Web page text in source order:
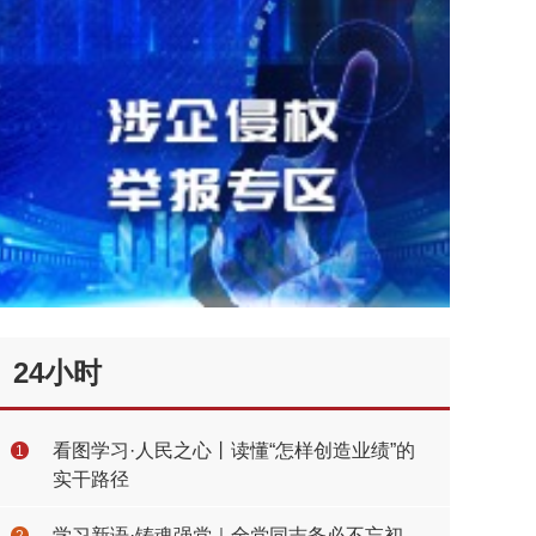
24小时
1
看图学习·人民之心丨读懂“怎样创造业绩”的
实干路径